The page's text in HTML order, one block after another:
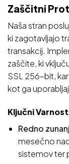
Zaščitni
Naša stran
ki zagotavljajo
transakcij.
zaščite, ki
SSL 256-bit,
kot ga
Ključni
Redno
mesečno
sistemov ter